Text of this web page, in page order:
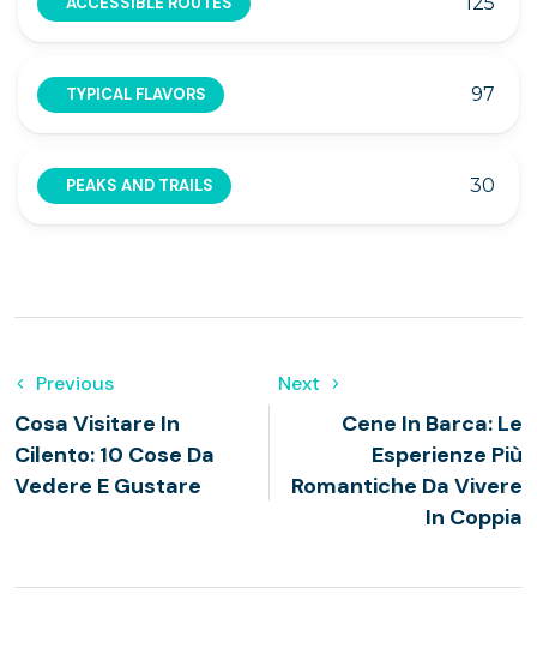
TYPICAL FLAVORS 97
PEAKS AND TRAILS 30
Previous
Cosa Visitare In
Cilento: 10 Cose Da
Vedere E Gustare
Next
Cene In Barca: Le
Esperienze Più
Romantiche Da Vivere
In Coppia